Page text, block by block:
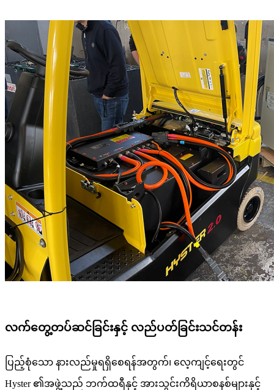
လက်တွေ့တပ်ဆင်ခြင်းနှင့် လည်ပတ်ခြင်းသင်တန်း
ပြည့်စုံသော နားလည်မှုရရှိစေရန်အတွက်၊ လေ့ကျင့်ရေးတွင်
Hyster ၏အဖွဲ့သည် ဘက်ထရီနှင့် အားသွင်းကိရိယာစနစ်များနှင့်